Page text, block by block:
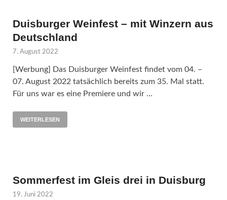
Duisburger Weinfest – mit Winzern aus
Deutschland
7. August 2022
[Werbung] Das Duisburger Weinfest findet vom 04. –
07. August 2022 tatsächlich bereits zum 35. Mal statt.
Für uns war es eine Premiere und wir …
WEITERLESEN
Sommerfest im Gleis drei in Duisburg
19. Juni 2022